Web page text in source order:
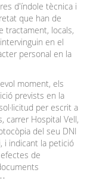
d'índole tècnica i
que han de
tractament, locals,
en el
personal en la
moment, els
prevists en la
per escrit a
carrer Hospital Vell,
del seu DNI
i indicant la petició
de